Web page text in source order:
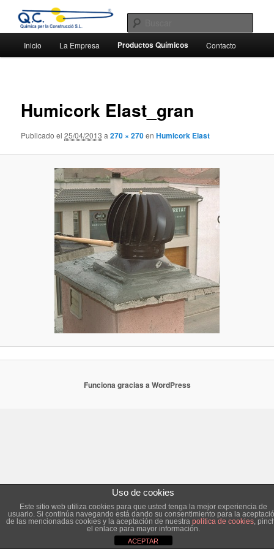
contenido
principalQC química para la construcción
Productos químicos para la construcción. Ingeniería química y fabricación.
principal
Inicio La Empresa Productos Químicos Contacto
Humicork Elast_gran
Publicado el 25/04/2013 a270 × 270enHumicork Elast
Funciona gracias a WordPress
Uso de cookies
Este sitio web utiliza cookies para que usted tenga la mejor experiencia de
usuario. Si continúa navegando está dando su consentimiento para la
de las mencionadas cookies y la aceptación de nuestra política de cookies,
el enlace para mayor información.
ACEPTAR